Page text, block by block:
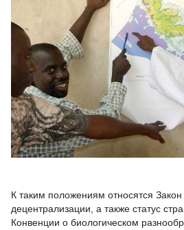
К таким положениям относятся
децентрализации, а также статус
Конвенции о биологическом